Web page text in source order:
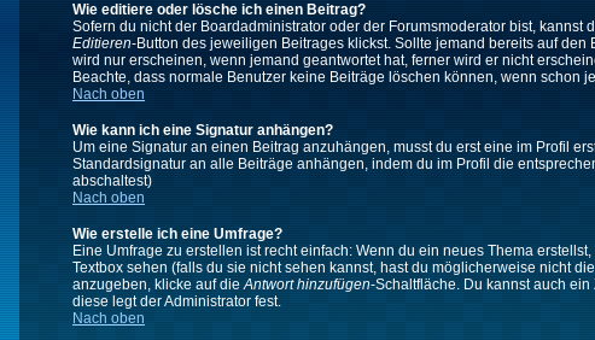
Wie editiere oder lösche ich einen Beitrag?
Sofern du nicht der Boardadministrator oder der Forumsmoderator bist,
Editieren-Button des jeweiligen Beitrages klickst. Sollte jemand bereits auf
wird nur erscheinen, wenn jemand geantwortet hat, ferner wird er nicht
Beachte, dass normale Benutzer keine Beiträge löschen können, wenn schon
Nach oben
Wie kann ich eine Signatur anhängen?
Um eine Signatur an einen Beitrag anzuhängen, musst du erst eine im Profil
Standardsignatur an alle Beiträge anhängen, indem du im Profil die
abschaltest)
Nach oben
Wie erstelle ich eine Umfrage?
Eine Umfrage zu erstellen ist recht einfach: Wenn du ein neues Thema
Textbox sehen (falls du sie nicht sehen kannst, hast du möglicherweise nicht
anzugeben, klicke auf dieAntwort hinzufügen-Schaltfläche. Du kannst auch
diese legt der Administrator fest.
Nach oben